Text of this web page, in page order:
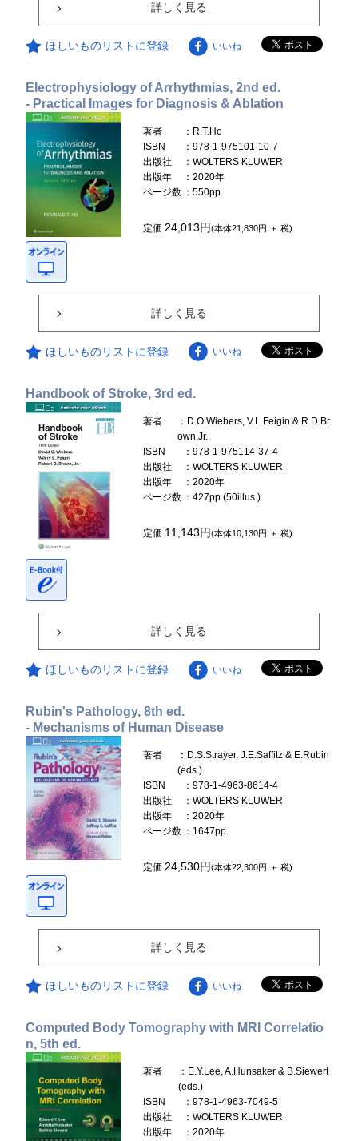
詳しく見る
ほしいものリストに登録 いいね
Electrophysiology of Arrhythmias, 2nd ed.
- Practical Images for Diagnosis & Ablation
著者
：R.T.Ho
ISBN
：978-1-975101-10-7
出版社
：WOLTERS KLUWER
出版年
：2020年
ページ数 ：550pp.
定価24,013円(本体21,830円 ＋ 税)
詳しく見る
ほしいものリストに登録 いいね
Handbook of Stroke, 3rd ed.
著者
：D.O.Wiebers, V.L.Feigin & R.D.Br
own,Jr.
ISBN
：978-1-975114-37-4
出版社
：WOLTERS KLUWER
出版年
：2020年
ページ数 ：427pp.(50illus.)
定価 11,143円(本体10,130円 ＋ 税)
詳しく見る
ほしいものリストに登録 いいね
Rubin's Pathology, 8th ed.
- Mechanisms of Human Disease
著者
：D.S.Strayer, J.E.Saffitz & E.Rubin
(eds.)
ISBN
：978-1-4963-8614-4
出版社
：WOLTERS KLUWER
出版年
：2020年
ページ数 ：1647pp.
定価24,530円(本体22,300円 ＋ 税)
詳しく見る
ほしいものリストに登録 いいね
Computed Body Tomography with MRI Correlatio
n, 5th ed.
著者
：E.Y.Lee, A.Hunsaker & B.Siewert
(eds.)
ISBN
：978-1-4963-7049-5
出版社
：WOLTERS KLUWER
出版年
：2020年